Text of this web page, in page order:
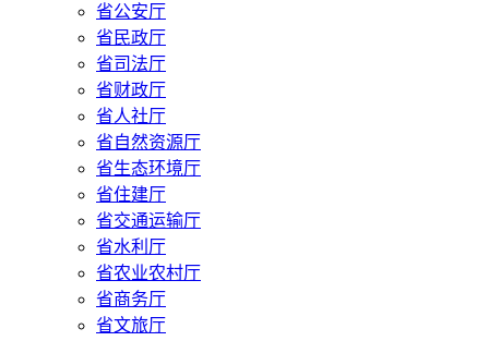
省公安厅
省民政厅
省司法厅
省财政厅
省人社厅
省自然资源厅
省生态环境厅
省住建厅
省交通运输厅
省水利厅
省农业农村厅
省商务厅
省文旅厅